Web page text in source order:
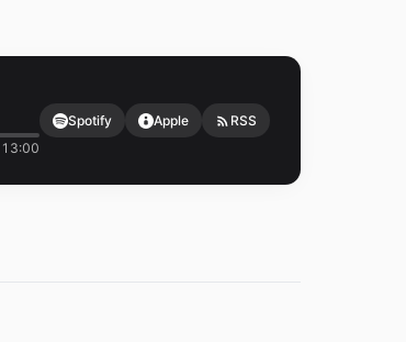
13:00
Spotify Apple RSS